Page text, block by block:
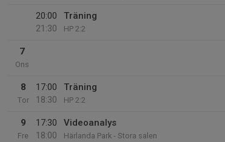
20:00
21:30
Träning
HP 2:2
7
Ons
8
Tor
17:00
18:30
Träning
HP 2:2
9
Fre
17:30
18:00
Videoanalys
Härlanda Park - Stora salen